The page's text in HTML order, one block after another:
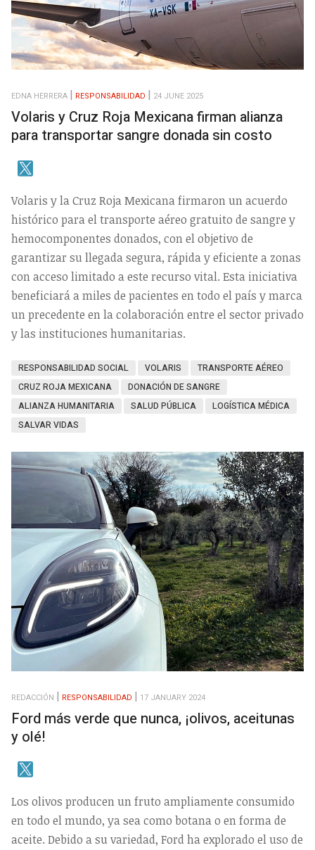
EDNA HERRERA RESPONSABILIDAD 24 JUNE 2025
Volaris y Cruz Roja Mexicana firman alianza
para transportar sangre donada sin costo
Volaris y la Cruz Roja Mexicana firmaron un acuerdo
histórico para el transporte aéreo gratuito de sangre y
hemocomponentes donados, con el objetivo de
garantizar su llegada segura, rápida y eficiente a zonas
con acceso limitado a este recurso vital. Esta iniciativa
beneficiará a miles de pacientes en todo el país y marca
un precedente en la colaboración entre el sector privado
y las instituciones humanitarias.
RESPONSABILIDAD SOCIAL VOLARIS
TRANSPORTE AÉREO
CRUZ ROJA MEXICANA
DONACIÓN DE SANGRE
ALIANZA HUMANITARIA
SALUD PÚBLICA
LOGÍSTICA MÉDICA
SALVAR VIDAS
REDACCIÓN RESPONSABILIDAD 17 JANUARY 2024
Ford más verde que nunca, ¡olivos, aceitunas
y olé!
Los olivos producen un fruto ampliamente consumido
en todo el mundo, ya sea como botana o en forma de
aceite. Debido a su variedad, Ford ha explorado el uso de